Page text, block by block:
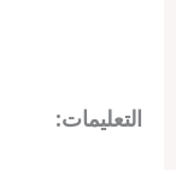
التعليمات: